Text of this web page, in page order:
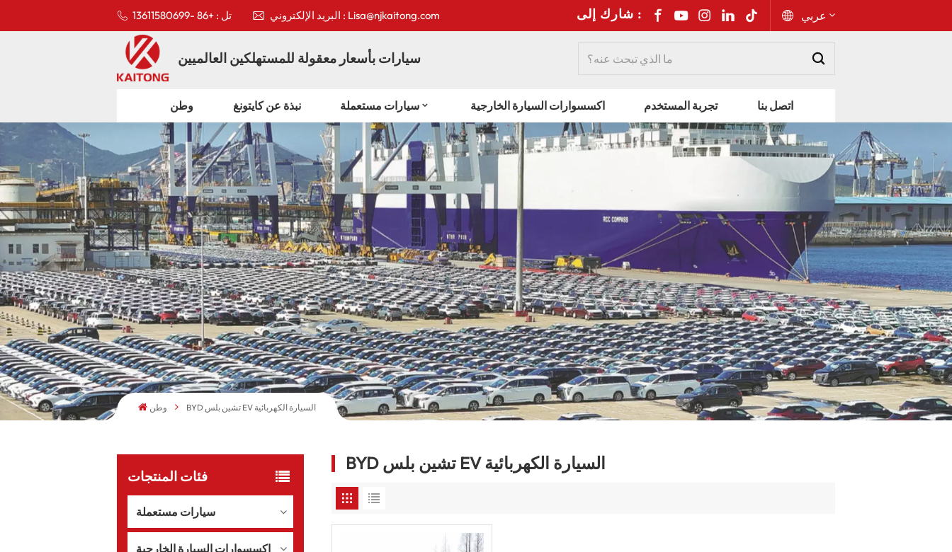
تل : +86 -13611580699 البريد الإلكتروني : Lisa@njkaitong.com شارك إلى : عربي
Русский
Español
Português
عربي
kiswahili
سيارات بأسعار معقولة للمستهلكين العالميين
وطن نبذة عن كايتونغ سيارات مستعملة اكسسوارات السيارة الخارجية تجربة المستخدم اتصل بنا
وطن BYD تشين بلس EV السيارة الكهربائية
فئات المنتجات
سيارات مستعملة
اكسسوارات السيارة الخارجية
BYD تشين بلس EV السيارة الكهربائية